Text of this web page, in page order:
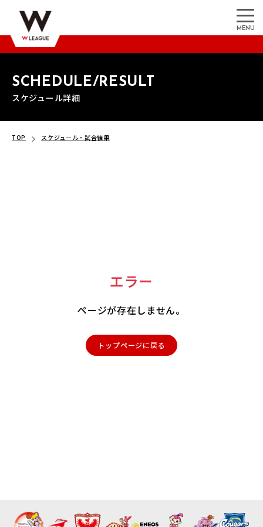
MENU
SCHEDULE/RESULT
スケジュール詳細
TOP スケジュール・試合結果
エラー
ページが存在しません。
トップページに戻る